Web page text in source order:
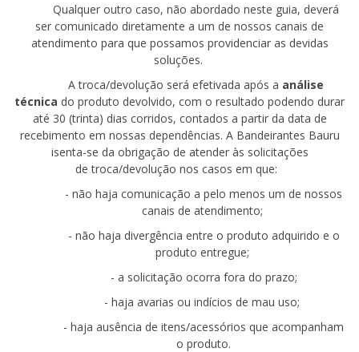
Qualquer outro caso, não abordado neste guia, deverá
ser comunicado diretamente a um de nossos canais de
atendimento para que possamos providenciar as devidas
soluções.
A troca/devolução será efetivada após a análise
técnica do produto devolvido, com o resultado podendo durar
até 30 (trinta) dias corridos, contados a partir da data de
recebimento em nossas dependências. A Bandeirantes Bauru
isenta-se da obrigação de atender às solicitações
de troca/devolução nos casos em que:
- não haja comunicação a pelo menos um de nossos
canais de atendimento;
- não haja divergência entre o produto adquirido e o
produto entregue;
- a solicitação ocorra fora do prazo;
- haja avarias ou indícios de mau uso;
- haja ausência de itens/acessórios que acompanham
o produto.